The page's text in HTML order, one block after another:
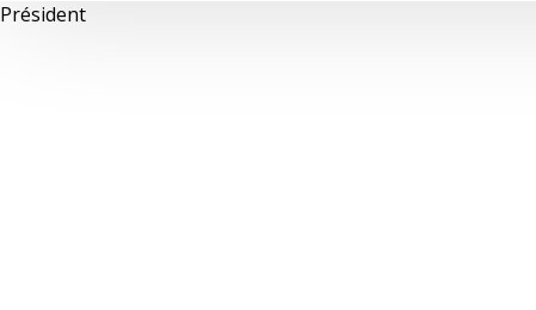
Président